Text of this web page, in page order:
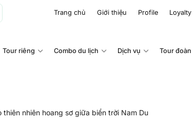
Trang chủ Giới thiệu Profile Loyalty
Tour riêng Combo du lịch Dịch vụ Tour đoàn
thiên nhiên hoang sơ giữa biển trời Nam Du